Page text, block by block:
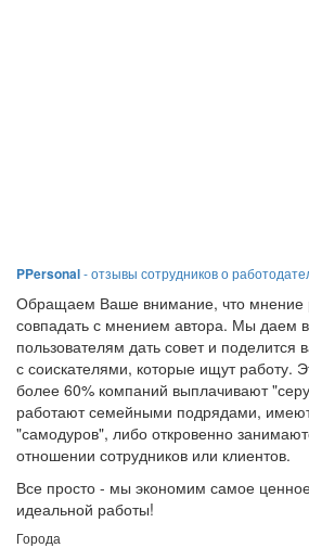
PPersonal- отзывы сотрудников о
Обращаем Ваше внимание, что мнение
совпадать с мнением автора. Мы даем
пользователям дать совет и
с соискателями, которые ищут работу.
более 60% компаний выплачивают
работают семейными подрядами,
"самодуров", либо откровенно
отношении сотрудников или клиентов.
Все просто - мы экономим самое
идеальной работы!
Города